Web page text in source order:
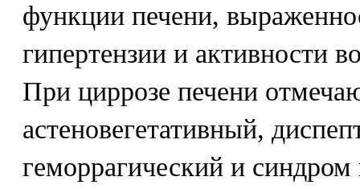
функции печени,
гипертензии и активности
При циррозе печени
астеновегетативный,
геморрагический и синдром